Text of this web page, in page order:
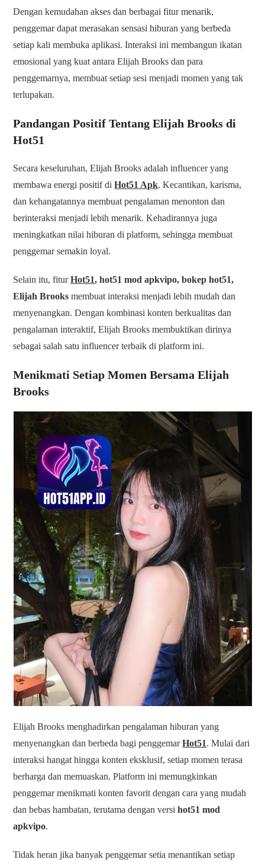
Dengan kemudahan akses dan berbagai fitur menarik,
penggemar dapat merasakan sensasi hiburan yang berbeda
setiap kali membuka aplikasi. Interaksi ini membangun ikatan
emosional yang kuat antara Elijah Brooks dan para
penggemarnya, membuat setiap sesi menjadi momen yang tak
terlupakan.
Pandangan Positif Tentang Elijah Brooks di
Hot51
Secara keseluruhan, Elijah Brooks adalah influencer yang
membawa energi positif diHot51 Apk. Kecantikan, karisma,
dan kehangatannya membuat pengalaman menonton dan
berinteraksi menjadi lebih menarik. Kehadirannya juga
meningkatkan nilai hiburan di platform, sehingga membuat
penggemar semakin loyal.
Selain itu, fiturHot51, hot51 mod apkvipo, bokep hot51,
Elijah Brooks membuat interaksi menjadi lebih mudah dan
menyenangkan. Dengan kombinasi konten berkualitas dan
pengalaman interaktif, Elijah Brooks membuktikan dirinya
sebagai salah satu influencer terbaik di platform ini.
Menikmati Setiap Momen Bersama Elijah
Brooks
Elijah Brooks menghadirkan pengalaman hiburan yang
menyenangkan dan berbeda bagi penggemarHot51. Mulai dari
interaksi hangat hingga konten eksklusif, setiap momen terasa
berharga dan memuaskan. Platform ini memungkinkan
penggemar menikmati konten favorit dengan cara yang mudah
dan bebas hambatan, terutama dengan versihot51 mod
apkvipo.
Tidak heran jika banyak penggemar setia menantikan setiap